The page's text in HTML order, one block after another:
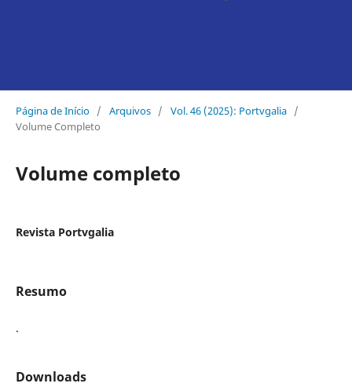
Página de Início / Arquivos / Vol. 46 (2025): Portvgalia /
Volume Completo
Volume completo
Revista Portvgalia
Resumo
.
Downloads